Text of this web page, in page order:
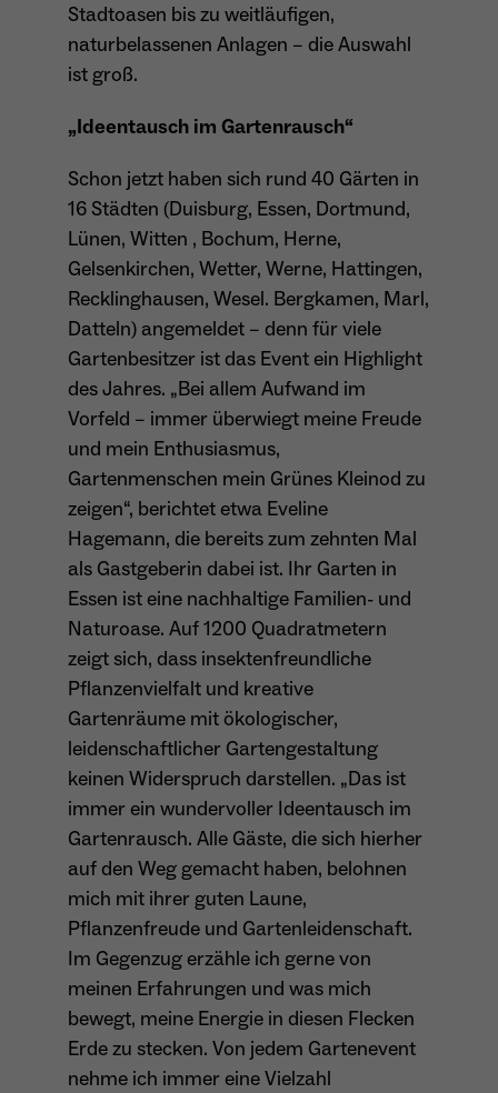
Zweck
Temporäre Session-ID, ohne
personenbezogene Daten.
Anbieter Google Analytics
Laufzeit 1 Jahr
Zweck Unterscheidung der Webseitenbesucher.
Name _ga_TNS3S6RE8W
Anbieter Google LLC
Laufzeit 2 Jahre
Zweck
Vergibt eine zufällige, pseudonyme ID, damit
erkannt wird, ob ein Besucher neu oder
wiederkehrend ist.
Name _gcl_au
Anbieter Google LLC
Laufzeit 4 Monate
Zweck
- Wird von Google Ads / Google Tag Manager
verwendet - Dient der Conversion-Erfassung
und Werbewirksamkeitsmessung - Hilft zu
verstehen, wie Nutzer mit Anzeigen
interagieren
Name _fbp
Stadtoasen bis zu weitläufigen,
naturbelassenen Anlagen – die Auswahl
ist groß.
„Ideentausch im Gartenrausch“
Schon jetzt haben sich rund 40 Gärten in
16 Städten (Duisburg, Essen, Dortmund,
Lünen, Witten , Bochum, Herne,
Gelsenkirchen, Wetter, Werne, Hattingen,
Recklinghausen, Wesel. Bergkamen, Marl,
Datteln) angemeldet – denn für viele
Gartenbesitzer ist das Event ein Highlight
des Jahres. „Bei allem Aufwand im
Vorfeld – immer überwiegt meine Freude
und mein Enthusiasmus,
Gartenmenschen mein Grünes Kleinod zu
zeigen“, berichtet etwa Eveline
Hagemann, die bereits zum zehnten Mal
als Gastgeberin dabei ist. Ihr Garten in
Essen ist eine nachhaltige Familien- und
Naturoase. Auf 1200 Quadratmetern
zeigt sich, dass insektenfreundliche
Pflanzenvielfalt und kreative
Gartenräume mit ökologischer,
leidenschaftlicher Gartengestaltung
keinen Widerspruch darstellen. „Das ist
immer ein wundervoller Ideentausch im
Gartenrausch. Alle Gäste, die sich hierher
auf den Weg gemacht haben, belohnen
mich mit ihrer guten Laune,
Pflanzenfreude und Gartenleidenschaft.
Im Gegenzug erzähle ich gerne von
meinen Erfahrungen und was mich
bewegt, meine Energie in diesen Flecken
Erde zu stecken. Von jedem Gartenevent
nehme ich immer eine Vielzahl